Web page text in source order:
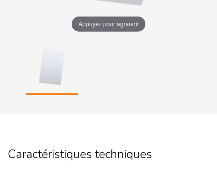
Appuyez pour agrandir
Caractéristiques techniques